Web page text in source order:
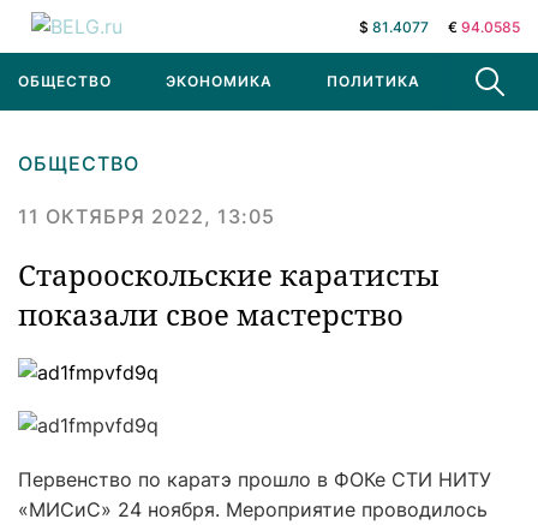
$ 81.4077 € 94.0585
ОБЩЕСТВО ЭКОНОМИКА ПОЛИТИКА В МИРЕ
ОБЩЕСТВО
11 ОКТЯБРЯ 2022, 13:05
Старооскольские каратисты
показали свое мастерство
Первенство по каратэ прошло в ФОКе СТИ НИТУ
«МИСиС» 24 ноября. Мероприятие проводилось